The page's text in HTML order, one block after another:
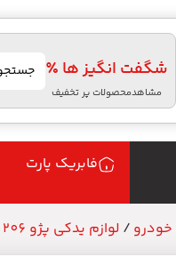
شگفت انگیز ها ٪
مشاهدمحصولات پر تخفیف
فابریک پارت
خودرو / لوازم یدکی پژو 206